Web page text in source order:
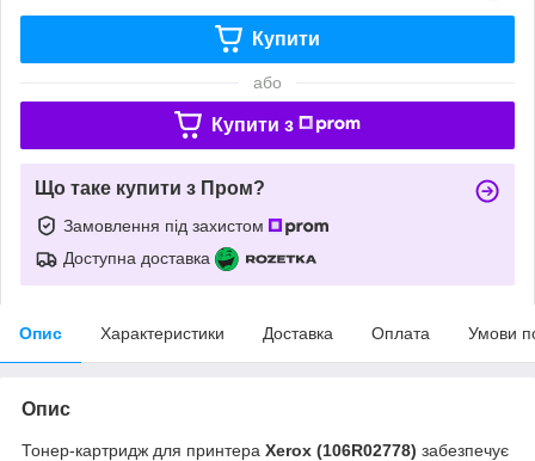
Купити
або
Купити з
Що таке купити з Пром?
Замовлення під захистом
Доступна доставка
Опис Характеристики Доставка Оплата Умови
Опис
Тонер-картридж для принтера Xerox (106R02778) забезпечує